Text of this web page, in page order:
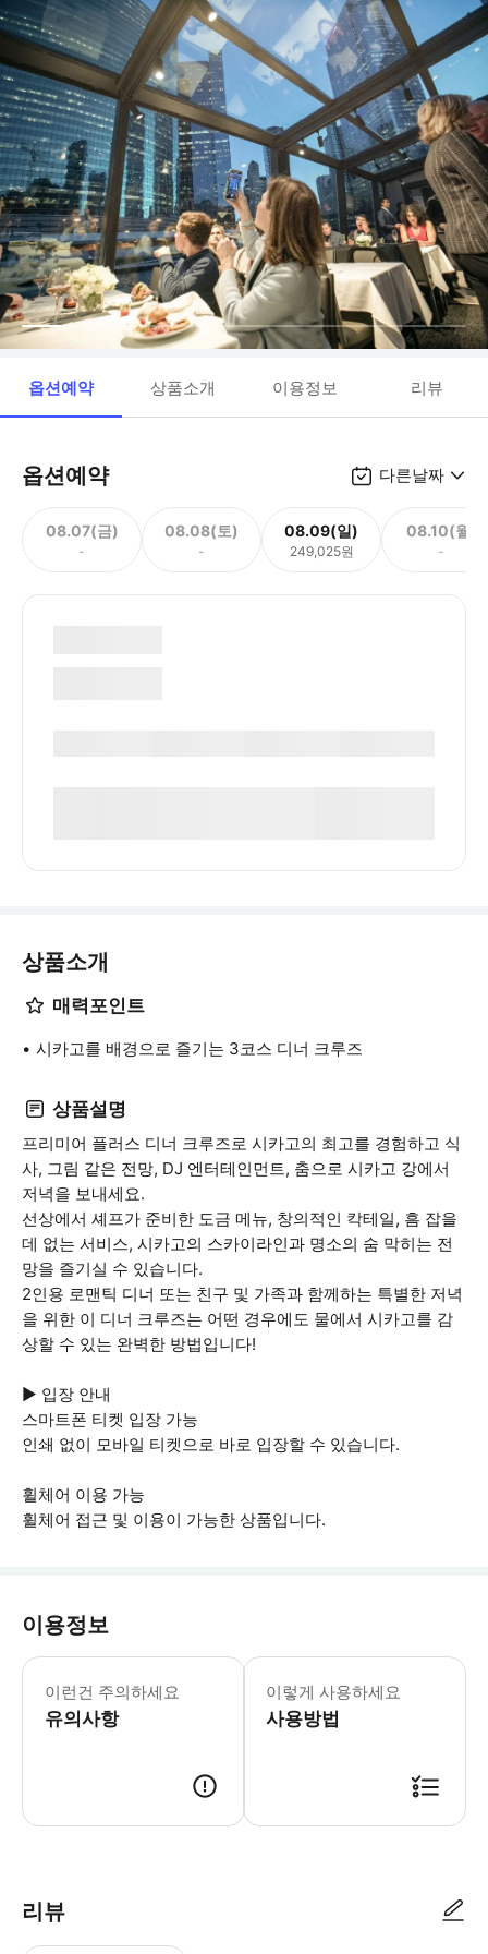
옵션예약 상품소개 이용정보 리뷰
옵션예약 다른날짜
08.07(금)
-
08.08(토)
-
08.09(일)
249,025원
08.10(월)
-
상품소개
매력포인트
시카고를 배경으로 즐기는 3코스 디너 크루즈
상품설명
프리미어 플러스 디너 크루즈로 시카고의 최고를 경험하고 식
사, 그림 같은 전망, DJ 엔터테인먼트, 춤으로 시카고 강에서
저녁을 보내세요.
선상에서 셰프가 준비한 도금 메뉴, 창의적인 칵테일, 흠 잡을
데 없는 서비스, 시카고의 스카이라인과 명소의 숨 막히는 전
망을 즐기실 수 있습니다.
2인용 로맨틱 디너 또는 친구 및 가족과 함께하는 특별한 저녁
을 위한 이 디너 크루즈는 어떤 경우에도 물에서 시카고를 감
상할 수 있는 완벽한 방법입니다!
▶ 입장 안내
스마트폰 티켓 입장 가능
인쇄 없이 모바일 티켓으로 바로 입장할 수 있습니다.
휠체어 이용 가능
휠체어 접근 및 이용이 가능한 상품입니다.
이용정보
이런건 주의하세요
유의사항
▶ 꼭 알아두세요 * 같은 일행의 게스
이렇게 사용하세요
사용방법
리뷰